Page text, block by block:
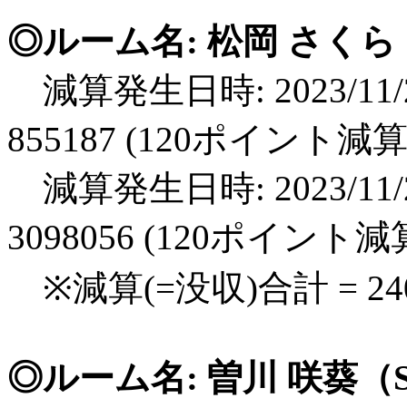
◎ルーム名: 松岡 さくら
減算発生日時: 2023/
855187 (120ポイント減
減算発生日時: 2023/
3098056 (120ポイント減
※減算(=没収)合計 =
◎ルーム名: 曽川 咲葵（